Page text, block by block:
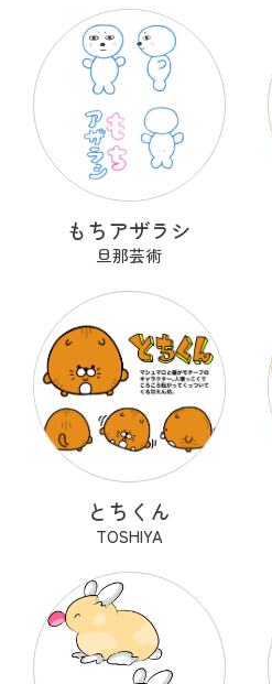
もちアザラシ
旦那芸術
とちくん
TOSHIYA